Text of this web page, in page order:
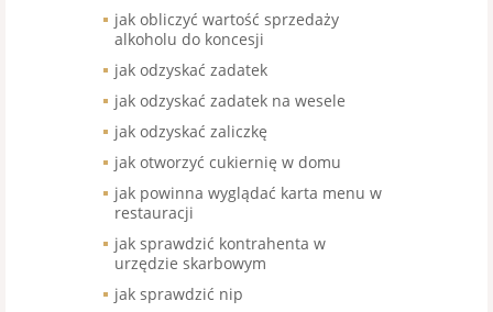
jak obliczyć wartość sprzedaży
alkoholu do koncesji
jak odzyskać zadatek
jak odzyskać zadatek na wesele
jak odzyskać zaliczkę
jak otworzyć cukiernię w domu
jak powinna wyglądać karta menu w
restauracji
jak sprawdzić kontrahenta w
urzędzie skarbowym
jak sprawdzić nip